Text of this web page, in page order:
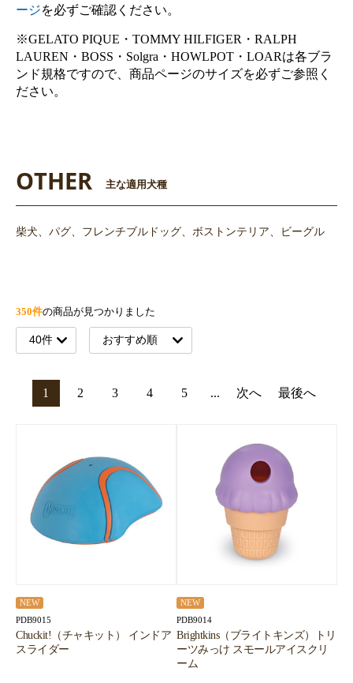
ージを必ずご確認ください。
※GELATO PIQUE・TOMMY HILFIGER・RALPH
LAUREN・BOSS・Solgra・HOWLPOT・LOARは各ブラ
ンド規格ですので、商品ページのサイズを必ずご参照く
ださい。
OTHER 主な適用犬種
柴犬、パグ、フレンチブルドッグ、ボストンテリア、ビーグル
350件の商品が見つかりました
1 2 3 4 5 ... 次へ 最後へ
NEW
PDB9015
Chuckit!（チャキット） インドア
スライダー
NEW
PDB9014
Brightkins（ブライトキンズ）トリ
ーツみっけ スモールアイスクリ
ーム